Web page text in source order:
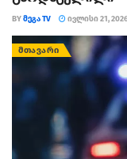
BYᲛᲔᲒᲐ TV ᲘᲕᲚᲘᲡᲘ 21,
ᲛᲗᲐᲕᲐᲠᲘ